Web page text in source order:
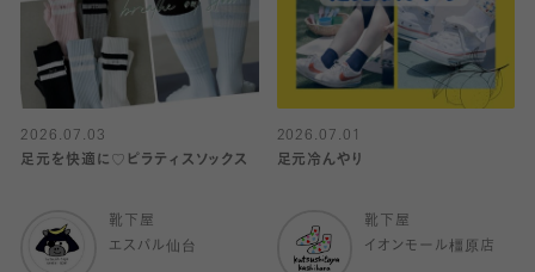
2026.07.03
足元を快適に♡ピラティスソックス
靴下屋
エスパル仙台
2026.07.01
足元冷んやり
靴下屋
イオンモール橿原店